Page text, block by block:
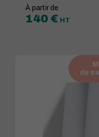
À partir de
140 € HT
de